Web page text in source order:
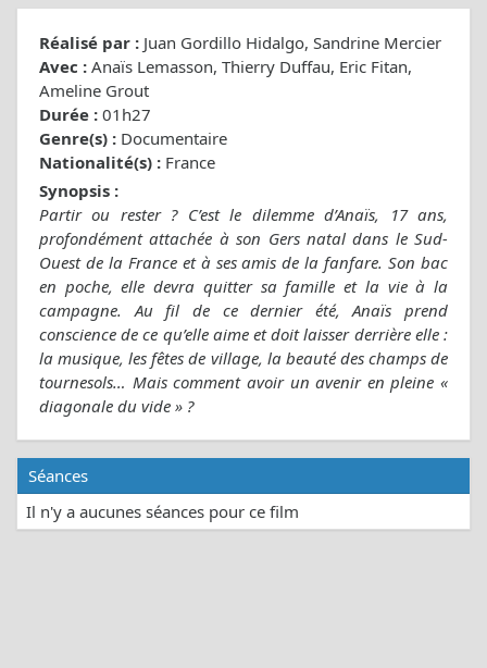
Réalisé par : Juan Gordillo Hidalgo, Sandrine Mercier
Avec : Anaïs Lemasson, Thierry Duffau, Eric Fitan,
Ameline Grout
Durée : 01h27
Genre(s) : Documentaire
Nationalité(s) : France
Synopsis :
Partir ou rester ? C’est le dilemme d’Anaïs, 17 ans,
profondément attachée à son Gers natal dans le Sud-
Ouest de la France et à ses amis de la fanfare. Son bac
en poche, elle devra quitter sa famille et la vie à la
campagne. Au fil de ce dernier été, Anaïs prend
conscience de ce qu’elle aime et doit laisser derrière elle :
la musique, les fêtes de village, la beauté des champs de
tournesols… Mais comment avoir un avenir en pleine «
diagonale du vide » ?
Séances
Il n'y a aucunes séances pour ce film